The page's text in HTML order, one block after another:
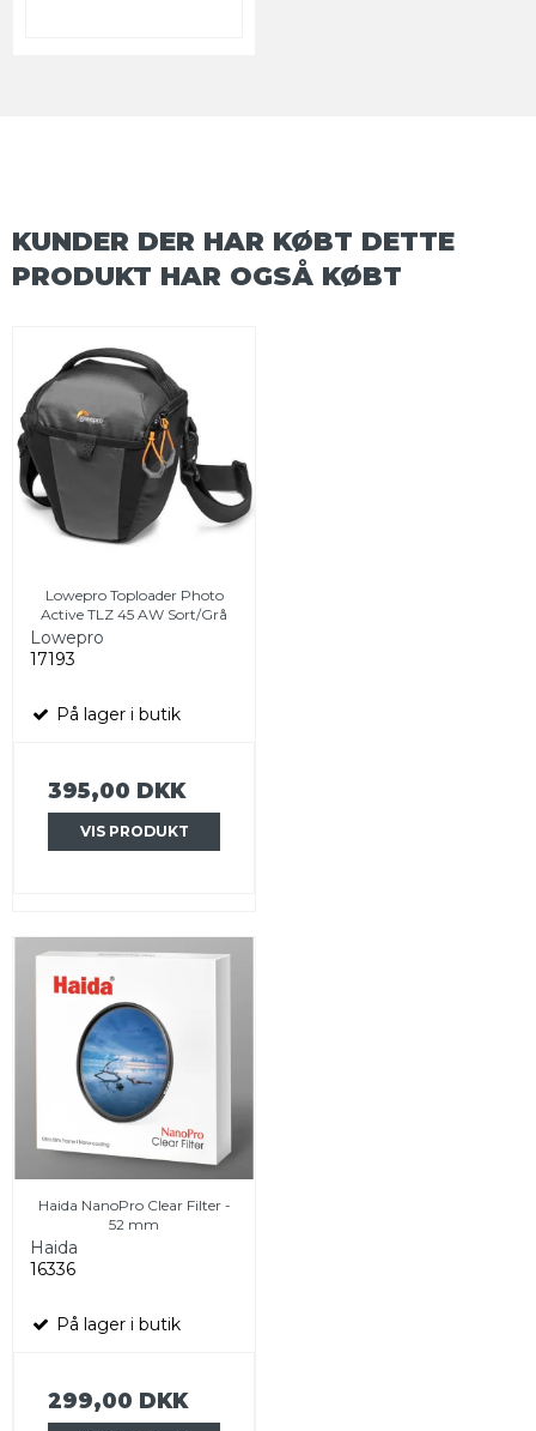
KUNDER DER HAR KØBT DETTE
PRODUKT HAR OGSÅ KØBT
Lowepro Toploader Photo
Active TLZ 45 AW Sort/Grå
Lowepro
17193
På lager i butik
395,00 DKK
VIS PRODUKT
Haida NanoPro Clear Filter -
52 mm
Haida
16336
På lager i butik
299,00 DKK